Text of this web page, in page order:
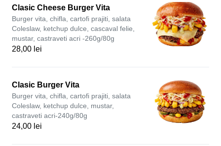
Clasic Cheese Burger Vita
Burger vita, chifla, cartofi prajiti, salata
Coleslaw, ketchup dulce, cascaval felie,
mustar, castraveti acri -260g/80g
28,00 lei
Clasic Burger Vita
Burger vita, chifla, cartofi prajiti, salata
Coleslaw, ketchup dulce, mustar,
castraveti acri-240g/80g
24,00 lei